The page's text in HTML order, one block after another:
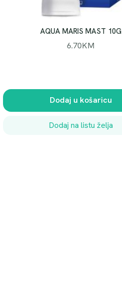
H
R
M
l
i
č
i
AQUA MARIS MAST 10G
6.70KM
Dodaj u košaricu
Dodaj na listu želja